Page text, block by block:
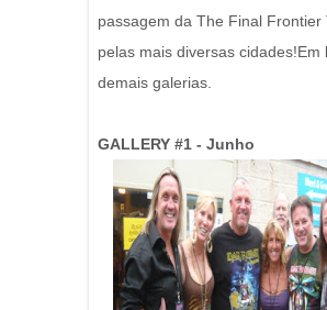
passagem da The Final Frontier
pelas mais diversas cidades!Em
demais galerias.
GALLERY #1 - Junho